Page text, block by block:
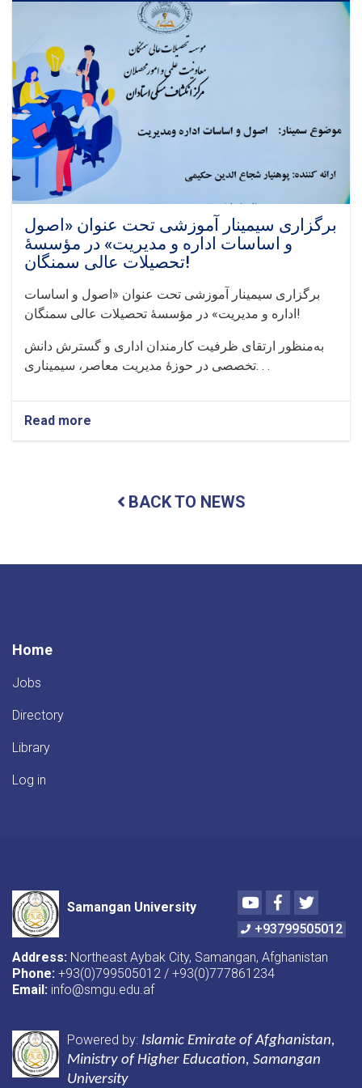
فرهنگ
محیط‌زیست
سالم
در
مؤسسهٔ
تحصیلات
عالی
برگزاری سیمینار آموزشی تحت عنوان «اصول
و اساسات اداره و مدیریت» در مؤسسهٔ
تحصیلات عالی سمنگان!
برگزاری سیمینار آموزشی تحت عنوان «اصول و اساسات
اداره و مدیریت» در مؤسسهٔ تحصیلات عالی سمنگان!
به‌منظور ارتقای ظرفیت‌ کارمندان اداری و گسترش دانش
تخصصی در حوزهٔ مدیریت معاصر، سیمیناری. . .
Read more
عنوان
اداره
BACK TO NEWS
Home
Jobs
Directory
Library
Log in
Samangan University
YoutubeFacebook
Twitter
+93799505012
Address: Northeast Aybak City, Samangan, Afghanistan
Phone: +93(0)799505012 / +93(0)777861234
Email: info@smgu.edu.af
Powered by: Islamic Emirate of Afghanistan,
Ministry of Higher Education, Samangan
University